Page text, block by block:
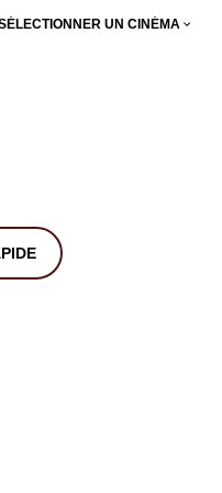
UN CINÉMA